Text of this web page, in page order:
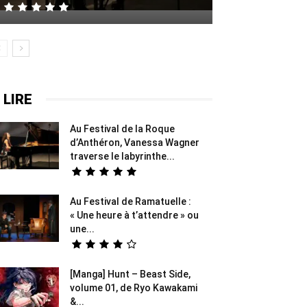
Au Festival de la Roque
d’Anthéron, Vanessa Wagner
traverse le labyrinthe...
Au Festival de Ramatuelle :
« Une heure à t’attendre » ou
une...
[Manga] Hunt – Beast Side,
volume 01, de Ryo Kawakami
&...